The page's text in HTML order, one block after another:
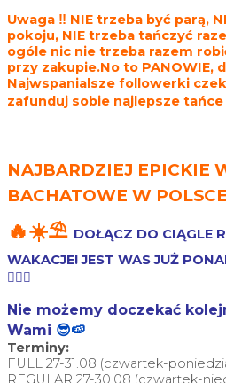
Uwaga ‼️ NIE trzeba być parą,
pokoju, NIE trzeba tańczyć
ogóle nic nie trzeba razem
przy zakupie.No to PANOWIE,
Najwspanialsze followerki
zafunduj sobie najlepsze
NAJBARDZIEJ EPICKIE
BACHATOWE W
🔥☀️⛱️ DOŁĄCZ DO CIĄGLE
WAKACJE! JEST WAS JUŻ
❤️‍🔥🙏
Nie możemy doczekać
Wami 😎🍉
Terminy:
FULL 27-31.08 (czwartek-
REGULAR 27-30.08 (czwartek-